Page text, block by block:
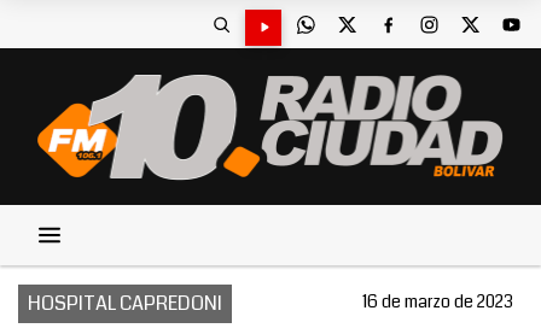
HOSPITAL CAPREDONI 16 de marzo de 2023